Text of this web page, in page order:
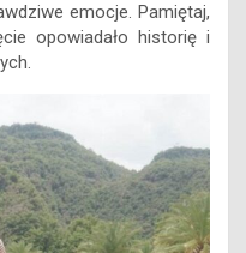
emocje. Pamiętaj,
opowiadało historię i